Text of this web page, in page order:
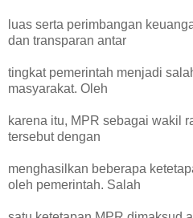
luas serta perimbangan
dan transparan antar
tingkat pemerintah menjadi
masyarakat. Oleh
karena itu, MPR sebagai wakil
tersebut dengan
menghasilkan beberapa
oleh pemerintah. Salah